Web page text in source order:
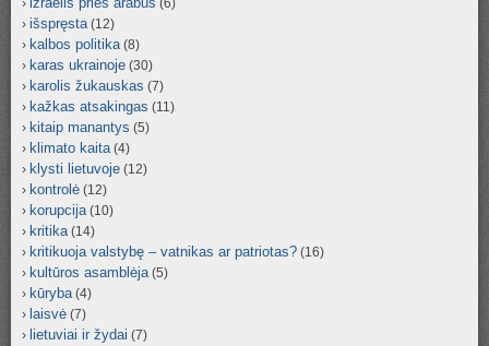
(6)
išspręsta(12)
kalbos politika(8)
karas ukrainoje (30)
karolis žukauskas (7)
kažkas atsakingas (11)
kitaip manantys (5)
klimato kaita(4)
klysti lietuvoje (12)
kontrolė (12)
korupcija(10)
kritika(14)
kritikuoja valstybę – vatnikas ar patriotas? (16)
kultūros asamblėja(5)
kūryba(4)
laisvė (7)
lietuviai ir žydai (7)